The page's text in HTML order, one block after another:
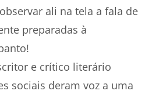
ali na tela a fala de
preparadas à
e crítico literário
sociais deram voz a uma